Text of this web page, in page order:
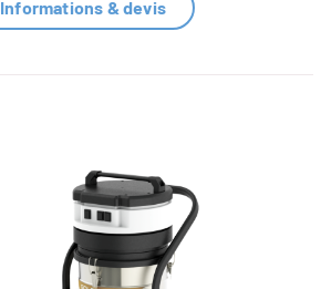
Informations & devis